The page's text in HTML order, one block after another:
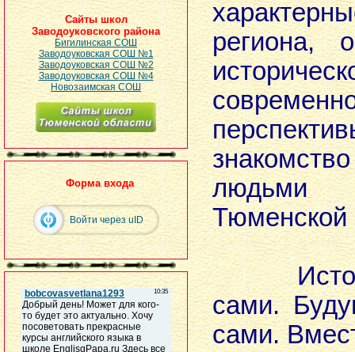
Сайты школ
Заводоуковского района
Бигилинская СОШ
Заводоуковская СОШ №1
Заводоуковская СОШ №2
Заводоуковская СОШ №4
Новозаимская СОШ
Форма входа
Войти через uID
региона,
людьми
Тюменской
сами.
сами.